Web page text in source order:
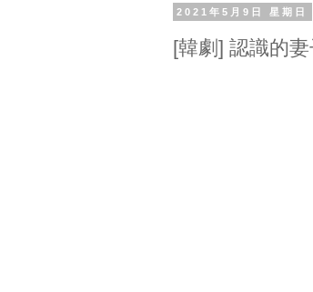
2021年5月9日 星期日
[韓劇] 認識的妻